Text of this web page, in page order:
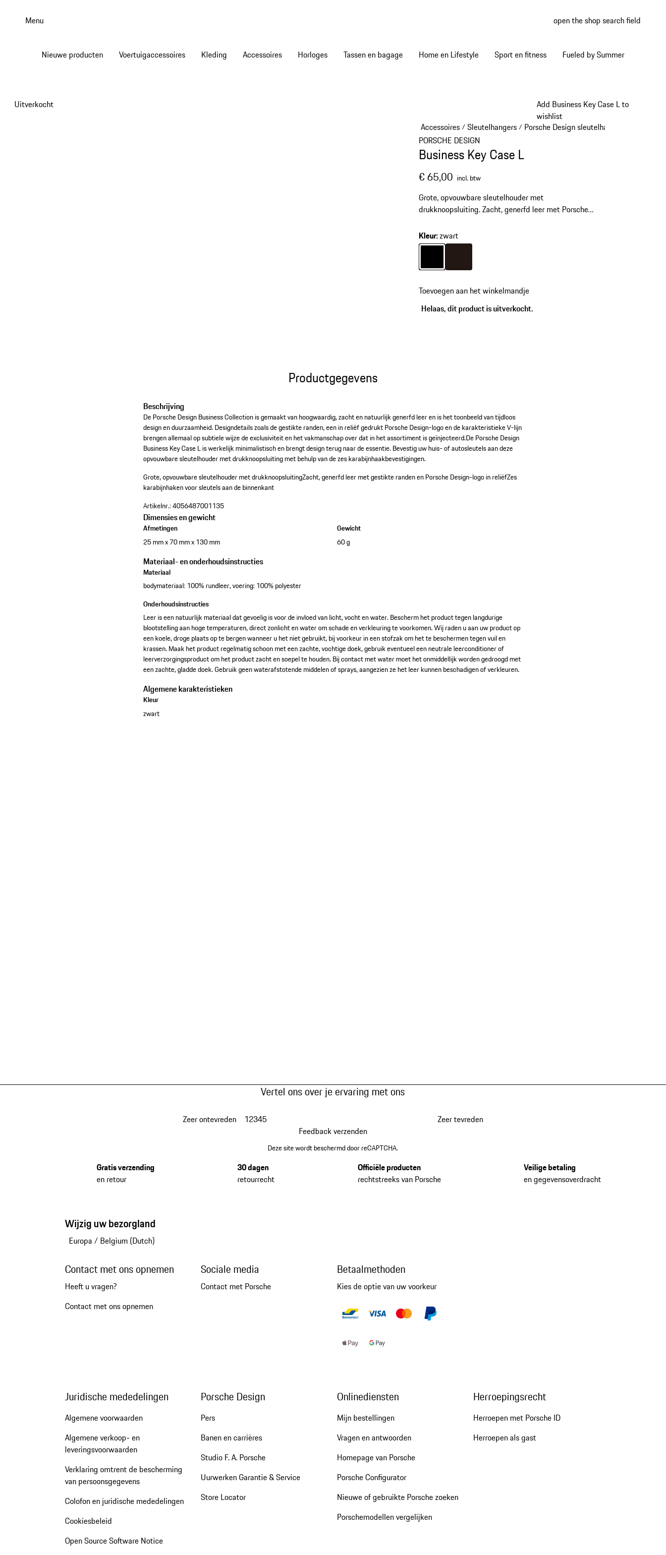
Menu open the shop search field
Nieuwe producten Voertuigaccessoires Kleding Accessoires Horloges Tassen en bagage Home en Lifestyle Sport en fitness Fueled by Summer
Add Business Key Case L to
wishlist
Uitverkocht
Accessoires/ Sleutelhangers/ Porsche Design sleutelhangers
PORSCHE DESIGN
Business Key Case L
€ 65,00 incl. btw
Grote, opvouwbare sleutelhouder met
drukknoopsluiting. Zacht, generfd leer met Porsche
sleutels.
Kleur:zwart
Toevoegen aan het winkelmandje
Helaas, dit product is uitverkocht.
Productgegevens
Beschrijving
De Porsche Design Business Collection is gemaakt van hoogwaardig, zacht en natuurlijk generfd leer en is het toonbeeld van tijdloos
design en duurzaamheid. Designdetails zoals de gestikte randen, een in reliëf gedrukt Porsche Design-logo en de karakteristieke V-lijn
brengen allemaal op subtiele wijze de exclusiviteit en het vakmanschap over dat in het assortiment is geïnjecteerd.De Porsche Design
Business Key Case L is werkelijk minimalistisch en brengt design terug naar de essentie. Bevestig uw huis- of autosleutels aan deze
opvouwbare sleutelhouder met drukknoopsluiting met behulp van de zes karabijnhaakbevestigingen.
Grote, opvouwbare sleutelhouder met drukknoopsluitingZacht, generfd leer met gestikte randen en Porsche Design-logo in reliëfZes
karabijnhaken voor sleutels aan de binnenkant
Artikelnr.:4056487001135
Dimensies en gewicht
Afmetingen
25 mm x 70 mm x 130 mm
Gewicht
60 g
Materiaal- en onderhoudsinstructies
Materiaal
bodymateriaal: 100% rundleer, voering: 100% polyester
Onderhoudsinstructies
Leer is een natuurlijk materiaal dat gevoelig is voor de invloed van licht, vocht en water. Bescherm het product tegen langdurige
blootstelling aan hoge temperaturen, direct zonlicht en water om schade en verkleuring te voorkomen. Wij raden u aan uw product op
een koele, droge plaats op te bergen wanneer u het niet gebruikt, bij voorkeur in een stofzak om het te beschermen tegen vuil en
krassen. Maak het product regelmatig schoon met een zachte, vochtige doek, gebruik eventueel een neutrale leerconditioner of
leerverzorgingsproduct om het product zacht en soepel te houden. Bij contact met water moet het onmiddellijk worden gedroogd met
een zachte, gladde doek. Gebruik geen waterafstotende middelen of sprays, aangezien ze het leer kunnen beschadigen of verkleuren.
Algemene karakteristieken
Kleur
zwart
Vertel ons over je ervaring met ons
Zeer ontevreden 12345
Zeer tevreden
Feedback verzenden
Deze site wordt beschermd door reCAPTCHA.
Gratis verzending
en retour
30 dagen
retourrecht
Officiële producten
rechtstreeks van Porsche
Veilige betaling
en gegevensoverdracht
Wijzig uw bezorgland
Europa / Belgium (Dutch)
Contact met ons opnemen
Heeft u vragen?
Contact met ons opnemen
Sociale media
Contact met Porsche
Betaalmethoden
Kies de optie van uw voorkeur
Juridische mededelingen
Algemene voorwaarden
Algemene verkoop- en
leveringsvoorwaarden
Verklaring omtrent de bescherming
van persoonsgegevens
Colofon en juridische mededelingen
Cookiesbeleid
Open Source Software Notice
Porsche Design
Pers
Banen en carrières
Studio F. A. Porsche
Uurwerken Garantie & Service
Store Locator
Onlinediensten
Mijn bestellingen
Vragen en antwoorden
Homepage van Porsche
Porsche Configurator
Nieuwe of gebruikte Porsche zoeken
Porschemodellen vergelijken
Herroepingsrecht
Herroepen met Porsche ID
Herroepen als gast